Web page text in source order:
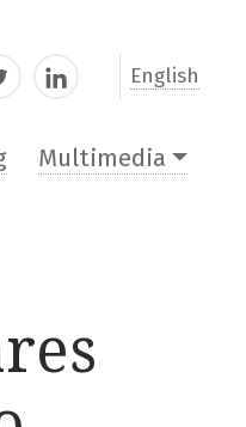
LinkedIn English
Multimedia